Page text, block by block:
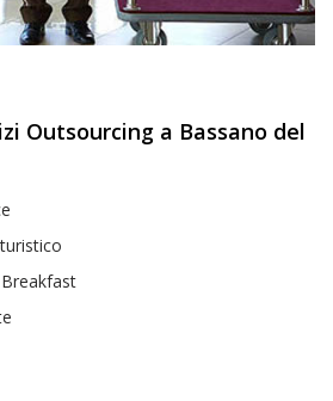
Outsourcing a Bassano del